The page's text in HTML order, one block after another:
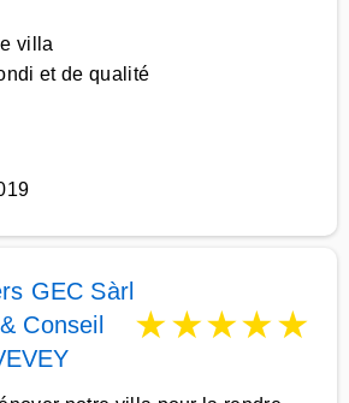
villa
et de qualité
GEC Sàrl
Conseil
★★★★★